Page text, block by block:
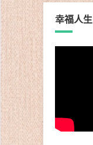
幸福人生